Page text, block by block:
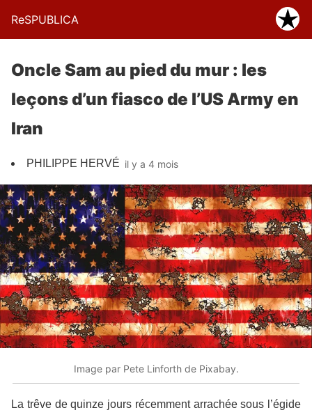
ReSPUBLICA
Oncle Sam au pied du mur : les
leçons d’un fiasco de l’US Army en
Iran
PHILIPPE HERVÉ il y a 4 mois
Image par Pete Linforth de Pixabay.
La trêve de quinze jours récemment arrachée sous l’égide